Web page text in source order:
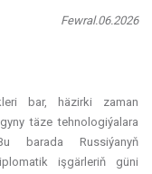
Fewral.06.2026
bar, häzirki zaman
täze tehnologiýalara
barada Russiýanyň
işgärleriň güni